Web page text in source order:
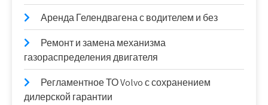
Аренда Гелендвагена с водителем и без
Ремонт и замена механизма
газораспределения двигателя
Регламентное ТО Volvo с сохранением
дилерской гарантии